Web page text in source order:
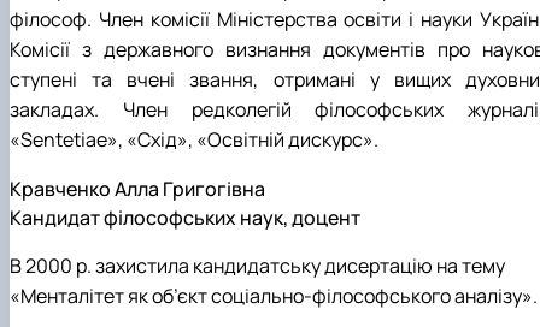
філософ. Член комісії Міністерства освіти і науки
Комісії з державного визнання документів про
ступені та вчені звання, отримані у вищих
закладах. Член редколегій філософських
«Sentetiae», «Схід», «Освітній дискурс».
Кравченко Алла Григогівна
Кандидат філософських наук, доцент
В 2000 р. захистила кандидатську дисертацію на тему
«Менталітет як об’єкт соціально-філософського аналізу».